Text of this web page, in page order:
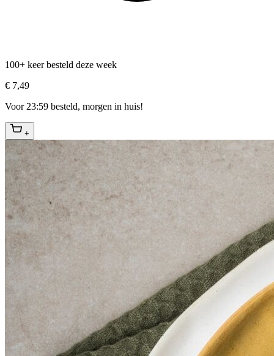
100+ keer besteld deze week
€ 7,49
Voor 23:59 besteld, morgen in huis!
+